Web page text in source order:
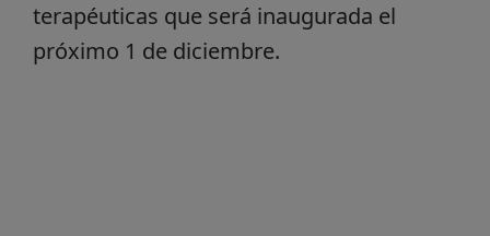
terapéuticas que será inaugurada el
próximo 1 de diciembre.